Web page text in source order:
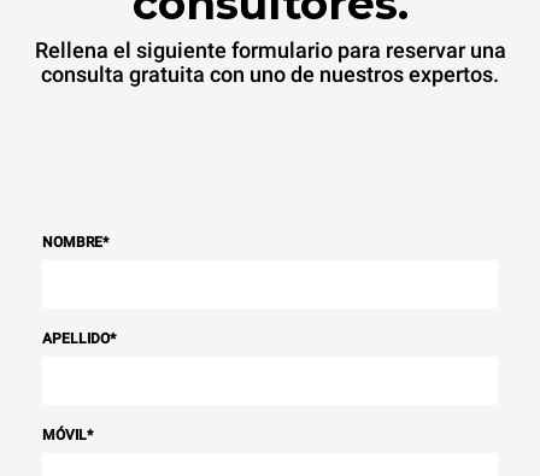
Rellena el siguiente formulario para reservar una
consulta gratuita con uno de nuestros expertos.
NOMBRE*
APELLIDO*
MÓVIL*